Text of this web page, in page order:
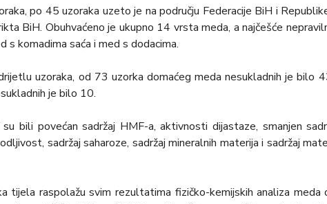
po 45 uzoraka uzeto je na području Federacije BiH i
BiH. Obuhvaćeno je ukupno 14 vrsta meda, a najčešće
s komadima saća i med s dodacima.
uzoraka, od 73 uzorka domaćeg meda nesukladnih je bilo
je bilo 10.
bili povećan sadržaj HMF-a, aktivnosti dijastaze, smanjen
sadržaj saharoze, sadržaj mineralnih materija i sadržaj
tijela raspolažu svim rezultatima fizičko-kemijskih analiza meda